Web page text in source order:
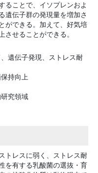
ることで、イソプレンおよ
遺伝子群の発現量を増加さ
ができる。加えて、好気培
させることができる。
遺伝子発現、ストレス耐
持向上
究領域
トレスに弱く、ストレス耐
を有する乳酸菌の選抜・育